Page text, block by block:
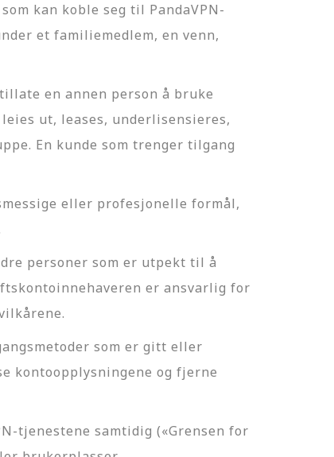
kan koble seg til PandaVPN-
et familiemedlem, en venn,
en annen person å bruke
ut, leases, underlisensieres,
En kunde som trenger tilgang
eller profesjonelle formål,
personer som er utpekt til å
er ansvarlig for
som er gitt eller
kontoopplysningene og fjerne
tjenestene samtidig («Grensen for